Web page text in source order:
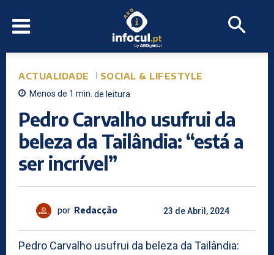
ACTUALIDADE SOCIAL & LIFESTYLE
Menos de 1 min. de leitura
Pedro Carvalho usufrui da
beleza da Tailândia: “está a
ser incrível”
por Redacção 23 de Abril, 2024
Pedro Carvalho usufrui da beleza da Tailândia: